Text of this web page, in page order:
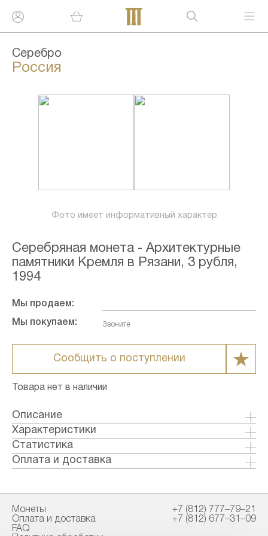
Серебро
Россия
Фото имеет информативный характер
Серебряная монета - Архитектурные
памятники Кремля в Рязани, 3 рубля,
1994
Мы продаем:
Мы покупаем: Звоните
Сообщить о поступлении
Товара нет в наличии
Описание
"На территории Кремля г. Рязани, известном с
1095 г., находятся Успенский собор (XVII в.,
архитектор Я. Г. Бухвостов) и
Архиепископские палаты, так называемый
Характеристики
Металл: Серебро
Страна: Россия
Годы выпуска: 1994
Номинал: 3
Проба: 900
Статистика
Оплата и доставка
Наличными в офисе
Монеты
Оплата и доставка
FAQ
+7 (812) 777–79–21
+7 (812) 677–31–09